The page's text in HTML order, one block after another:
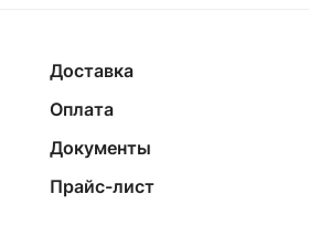
Доставка
Оплата
Документы
Прайс-лист